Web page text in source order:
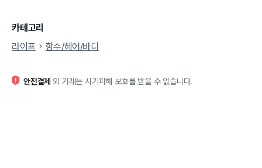
카테고리
라이프
향수/헤어/바디
안전결제 외 거래는 사기피해 보호를 받을 수 없습니다.